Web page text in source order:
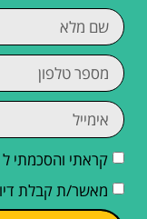
קראתי והסכמתי ל
מאשר/ת קבלת